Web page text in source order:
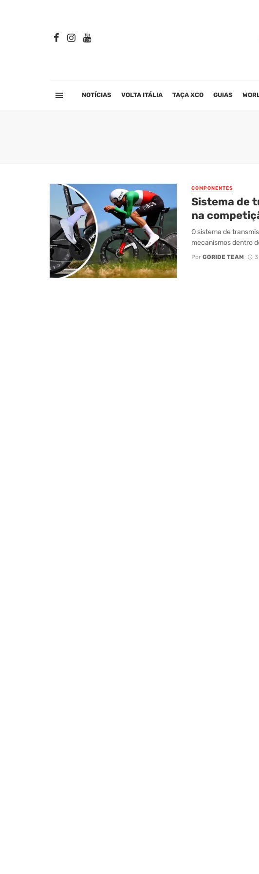
NOTÍCIAS VOLTA ITÁLIA TAÇA XCO GUIAS
COMPONENTES
Sistema de
na
O sistema de
mecanismos dentro
Por GORIDE TEAM